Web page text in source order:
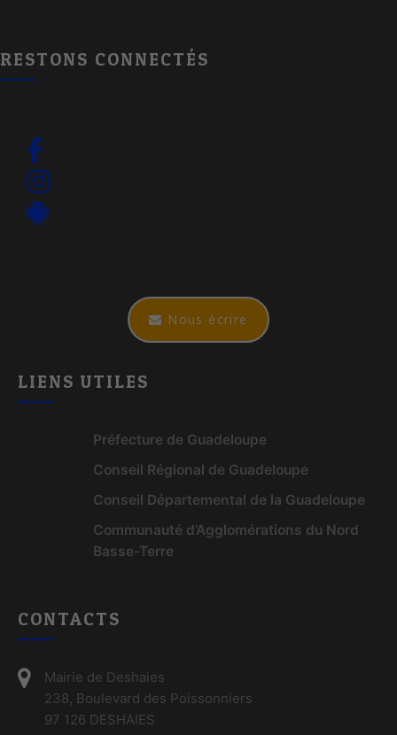
RESTONS CONNECTÉS
Nous écrire
LIENS UTILES
Préfecture de Guadeloupe
Conseil Régional de Guadeloupe
Conseil Départemental de la Guadeloupe
Communauté d’Agglomérations du Nord
Basse-Terre
CONTACTS
Mairie de Deshaies
238, Boulevard des Poissonniers
97 126 DESHAIES